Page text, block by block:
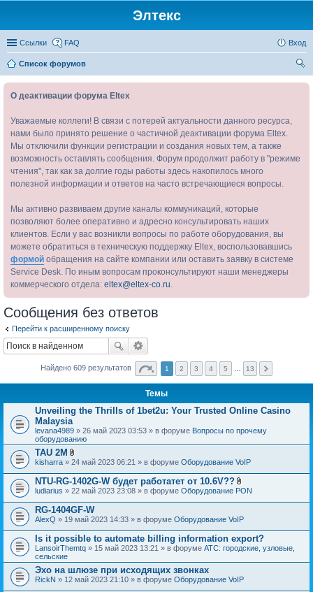
Элтекс
Ссылки FAQ Вход
Список форумов
О деактивации форума Eltex
Уважаемые коллеги! В связи с потерей актуальности данного ресурса,
нами было принято решение о частичной деактивации форума Eltex.
Мы отключили функции регистрации и создания новых тем, а также
возможность оставлять сообщения. Форум продолжит работу в "режиме
чтения", так как за долгие годы работы здесь накопилось много
полезной информации и ответов на часто встречающиеся вопросы.
Мы активно развиваем другие каналы коммуникаций, которые
позволяют более оперативно и адресно консультировать наших
клиентов. Если у вас возникли вопросы по работе оборудования, вы
можете обратиться в техническую поддержку Eltex, воспользовавшись
формой обращения на сайте компании или оставить заявку в системе
Service Desk. По иным вопросам проконсультируют наши менеджеры
коммерческого отдела: eltex@eltex-co.ru.
Сообщения без ответов
Перейти к расширенному поиску
Найдено 609 результатов 1 2 3 4 5 13
Темы
Unveiling the Thrills of 1bet2u: Your Trusted Online Casino
Malaysia
levana4989 » 26 май 2023 03:53 » в форуме Вопросы по прочему
оборудованию
TAU 2M
В
о
ж
е
н
и
я
kisharra » 24 май 2023 06:21 » в форуме Оборудование VoIP
NTU-RG-1402G-W будет работатет от 10.6V??
В
о
е
н
и
я
ludiarius » 22 май 2023 23:08 » в форуме Оборудование PON
RG-1404GF-W
AlexQ » 19 май 2023 14:33 » в форуме Оборудование VoIP
Is it possible to automate billing information export?
LansoirThemtq » 15 май 2023 13:21 » в форуме АТС: городские, узловые,
сельские
Эхо на шлюзе при исходящих звонках
RickN » 12 май 2023 21:10 » в форуме Оборудование VoIP